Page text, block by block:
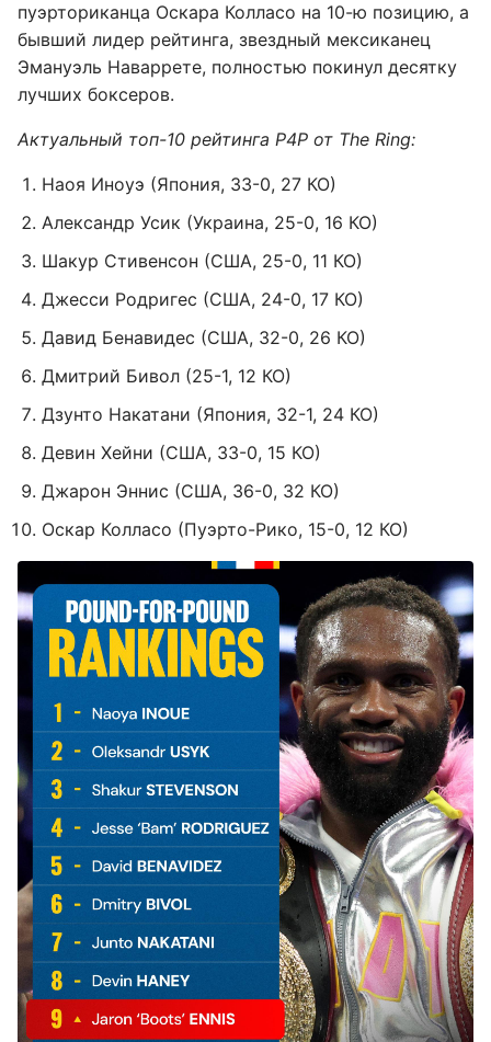
пуэрториканца Оскара Колласо на 10-ю позицию, а
бывший лидер рейтинга, звездный мексиканец
Эмануэль Наваррете, полностью покинул десятку
лучших боксеров.
Актуальный топ-10 рейтинга P4P от The Ring:
Наоя Иноуэ (Япония, 33-0, 27 КО)
Александр Усик (Украина, 25-0, 16 КО)
Шакур Стивенсон (США, 25-0, 11 КО)
Джесси Родригес (США, 24-0, 17 КО)
Давид Бенавидес (США, 32-0, 26 КО)
Дмитрий Бивол (25-1, 12 КО)
Дзунто Накатани (Япония, 32-1, 24 КО)
Девин Хейни (США, 33-0, 15 КО)
Джарон Эннис (США, 36-0, 32 КО)
Оскар Колласо (Пуэрто-Рико, 15-0, 12 КО)